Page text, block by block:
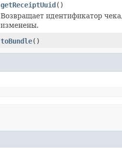
getReceiptUuid()
Возвращает идентификатор
изменены.
toBundle()